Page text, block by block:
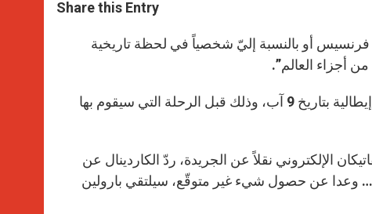
s e
g
e
b
o
k
Share this Entry
فرنسيس أو بالنسبة إليّ شخصياً في لحظة تاريخية
أجزاء العالم”.
هذا ما أكّده الكاردينال بييترو بارولين خلال مقابلة أجرتها معه جريدة إيطالية بتاريخ 9 آب، وذلك قبل الرحلة التي سيقوم بها
الإلكتروني نقلاً عن الجريدة، ردّ الكاردينال عن
وعدا عن حصول شيء غير متوقّع، سيلتقي بارولين